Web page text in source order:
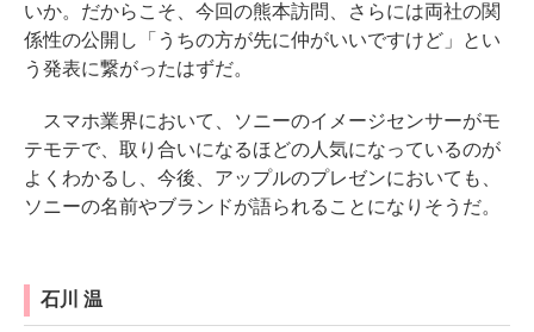
いか。だからこそ、今回の熊本訪問、さらには両社の関
係性の公開し「うちの方が先に仲がいいですけど」とい
う発表に繋がったはずだ。
スマホ業界において、ソニーのイメージセンサーがモ
テモテで、取り合いになるほどの人気になっているのが
よくわかるし、今後、アップルのプレゼンにおいても、
ソニーの名前やブランドが語られることになりそうだ。
石川 温